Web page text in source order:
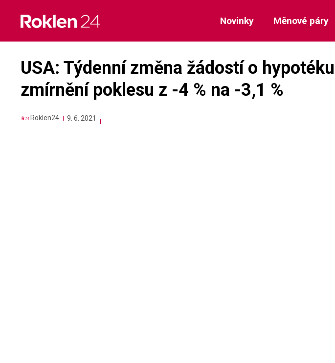
content
Novinky Měnové páry
USA: Týdenní změna žádostí o hypotéku
zmírnění poklesu z -4 % na -3,1 %
Roklen24 9. 6. 2021